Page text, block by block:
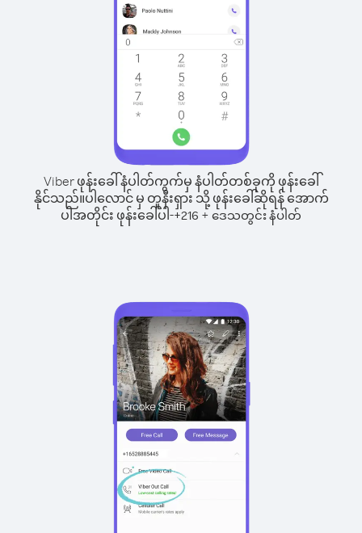
Viber ဖုန်းခေါ်နံပါတ်ကွက်မှ နံပါတ်တစ်ခုကို ဖုန်းခေါ်
နိုင်သည်။ပါလောင် မှ တူနီးရှား သို့ ဖုန်းခေါ်ဆိုရန် အောက်
ပါအတိုင်း ဖုန်းခေါ်ပါ-+216 + ဒေသတွင်း နံပါတ်